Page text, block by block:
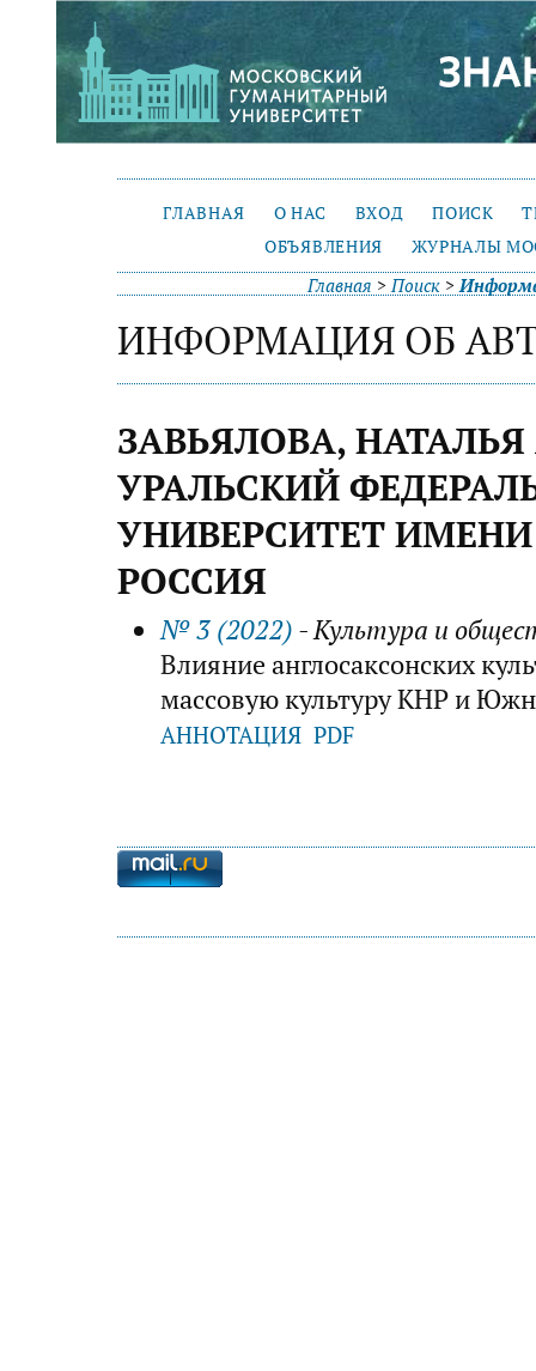
ГЛАВНАЯ О НАС ВХОД ПОИСК
ОБЪЯВЛЕНИЯ
ЖУРНАЛЫ
Главная >Поиск >
ИНФОРМАЦИЯ ОБ
ЗАВЬЯЛОВА,
УРАЛЬСКИЙ
УНИВЕРСИТЕТ
РОССИЯ
№ 3 (2022) - Культура и
Влияние англосаксонских
массовую культуру КНР и
АННОТАЦИЯ PDF